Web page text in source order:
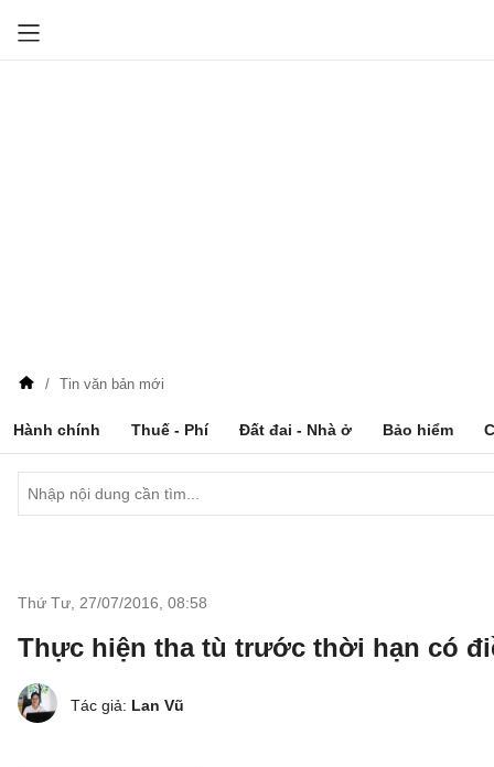
Tin văn bản mới
Hành chính Thuế - Phí Đất đai - Nhà ở Bảo hiểm
Thứ Tư, 27/07/2016 08:58
Thực hiện tha tù trước thời hạn có
Tác giả: Lan Vũ